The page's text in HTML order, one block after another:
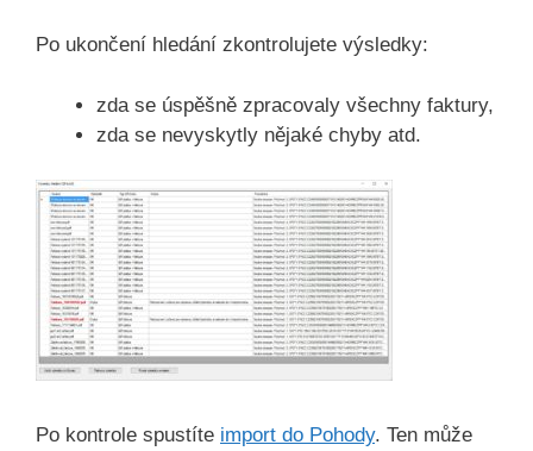
Po ukončení hledání zkontrolujete výsledky:
zda se úspěšně zpracovaly všechny faktury,
zda se nevyskytly nějaké chyby atd.
Po kontrole spustíte import do Pohody. Ten může